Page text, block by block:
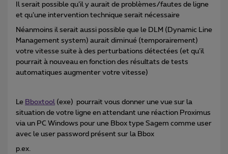
Il serait possible qu’il y aurait de problèmes/fautes de ligne
et qu’une intervention technique serait nécessaire
Néanmoins il serait aussi possible que le DLM (Dynamic Line
Management system) aurait diminué (temporairement)
votre vitesse suite à des perturbations détectées (et qu’il
pourrait à nouveau en fonction des résultats de tests
automatiques augmenter votre vitesse)
Le Bboxtool (exe) pourrait vous donner une vue sur la
situation de votre ligne en attendant une réaction Proximus
via un PC Windows pour une Bbox type Sagem comme user
avec le user password présent sur la Bbox
p.ex.